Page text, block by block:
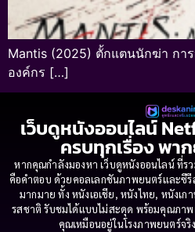
Mantis (2025) ตั้กแตนนักฆ่า กา
องค์กร […]
เว็บดูหนังออนไลน์
ครบทุกเรื่อง พา
หากคุณกำลังมองหา เว็บดูหนังออนไลน์ ที่ร
คือคำตอบ ด้วยคอลเลกชันภาพยนตร์และซี
มากมาย ทั้ง หนังเอเชีย, หนังไทย, หนังเ
รสชาติ รับชมได้แบบไม่สะดุด พร้อมคุณภา
คุณเหมือนอยู่ในโรงภาพยนตร์จริ